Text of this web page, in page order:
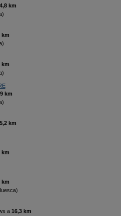
km
km
km
km
km
km
km
a 16,3 km